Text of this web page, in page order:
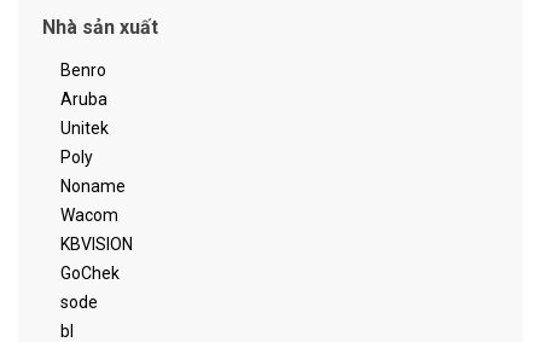
Nhà sản xuất
Benro
Aruba
Unitek
Poly
Noname
Wacom
KBVISION
GoChek
sode
bl